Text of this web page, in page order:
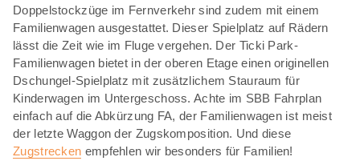
Doppelstockzüge im Fernverkehr sind zudem mit einem
Familienwagen ausgestattet. Dieser Spielplatz auf Rädern
lässt die Zeit wie im Fluge vergehen. Der Ticki Park-
Familienwagen bietet in der oberen Etage einen originellen
Dschungel-Spielplatz mit zusätzlichem Stauraum für
Kinderwagen im Untergeschoss. Achte im SBB Fahrplan
einfach auf die Abkürzung FA, der Familienwagen ist meist
der letzte Waggon der Zugskomposition. Und diese
Zugstrecken empfehlen wir besonders für Familien!